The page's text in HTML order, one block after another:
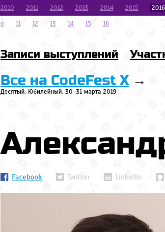
2010 2011 2012 2013 2014 2015 2016
o
11 12 13 14 15 16
Записи выступлений
Все на CodeFest X→
Десятый. Юбилейный. 30–31 марта 2019
Facebook Twitter LinkedIn